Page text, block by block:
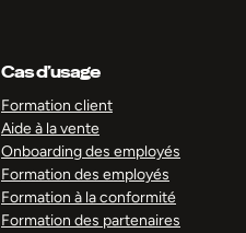
Cas d’usage
Formation client
Aide à la vente
Onboarding des employés
Formation des employés
Formation à la conformité
Formation des partenaires